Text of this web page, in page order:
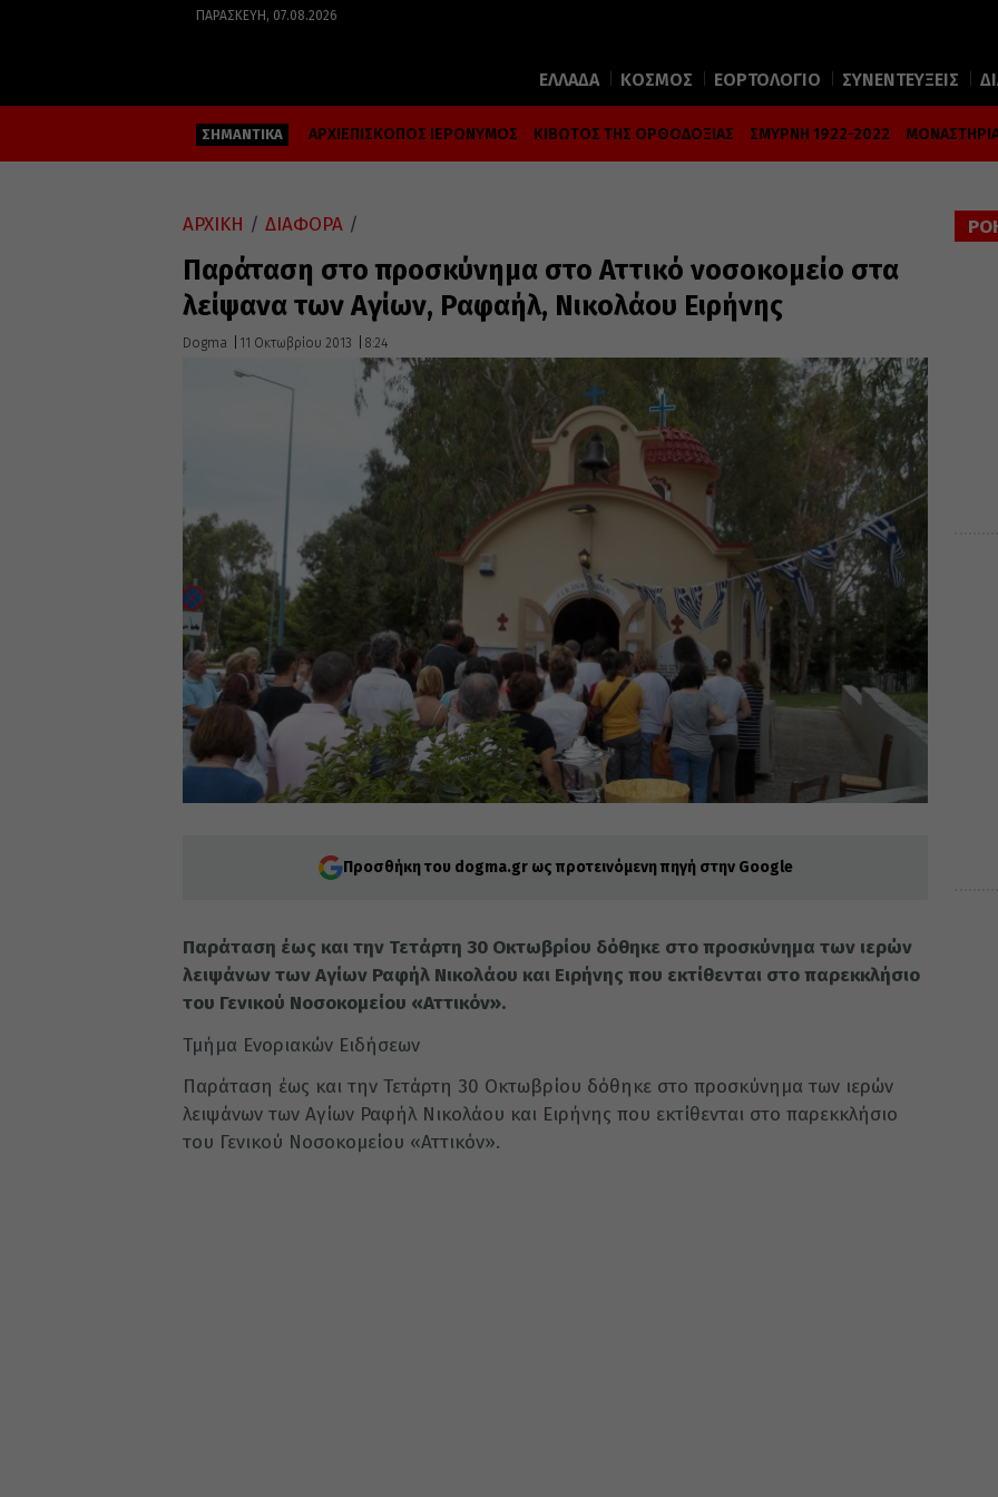
ΠΑΡΑΣΚΕΥΉ, 07.08.2026
ΕΛΛΑΔΑ ΚΟΣΜΟΣ ΕΟΡΤΟΛΟΓΙΟ ΣΥΝΕΝΤΕΥΞΕΙΣ
ΣΗΜΑΝΤΙΚΑ ΑΡΧΙΕΠΙΣΚΟΠΟΣ ΙΕΡΩΝΥΜΟΣ ΚΙΒΩΤΟΣ ΤΗΣ ΟΡΘΟΔΟΞΙΑΣ ΣΜΥΡΝΗ 1922-2022
ΑΡΧΙΚΗ / ΔΙΑΦΟΡΑ /
Παράταση στο προσκύνημα στο Αττικό νοσοκομείο στα
λείψανα των Αγίων, Ραφαήλ, Νικολάου Ειρήνης
Dogma 11 Οκτωβρίου 2013 8:24
Προσθήκη του dogma.gr ως προτεινόμενη πηγή στην Google
Παράταση έως και την Τετάρτη 30 Οκτωβρίου δόθηκε στο προσκύνημα των ιερών
λειψάνων των Αγίων Ραφήλ Νικολάου και Ειρήνης που εκτίθενται στο παρεκκλήσιο
του Γενικού Νοσοκομείου «Αττικόν».
Τμήμα Ενοριακών Ειδήσεων
Παράταση έως και την Τετάρτη 30 Οκτωβρίου δόθηκε στο προσκύνημα των ιερών
λειψάνων των Αγίων Ραφήλ Νικολάου και Ειρήνης που εκτίθενται στο παρεκκλήσιο
του Γενικού Νοσοκομείου «Αττικόν».